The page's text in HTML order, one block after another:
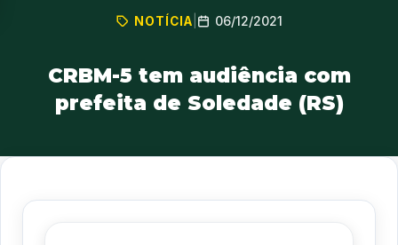
NOTÍCIA 06/12/2021
CRBM-5 tem audiência com
prefeita de Soledade (RS)